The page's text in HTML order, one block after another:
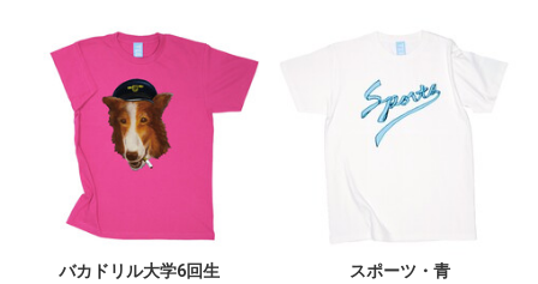
バカドリル大学6回生 スポーツ・青